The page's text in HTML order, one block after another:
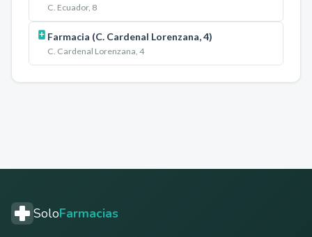
C. Ecuador, 8
Farmacia (C. Cardenal Lorenzana, 4)
C. Cardenal Lorenzana, 4
SoloFarmacias